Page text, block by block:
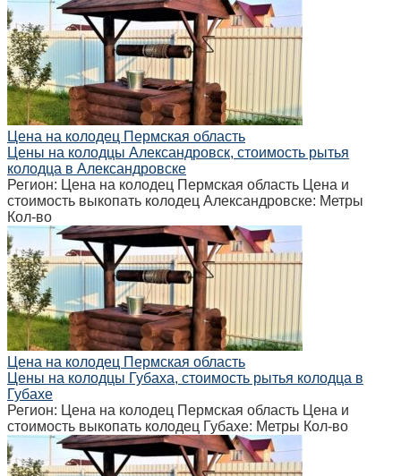
Цена на колодец Пермская область
Цены на колодцы Александровск, стоимость рытья
колодца в Александровске
Регион: Цена на колодец Пермская область Цена и
стоимость выкопать колодец Александровске: Метры
Кол-во
Цена на колодец Пермская область
Цены на колодцы Губаха, стоимость рытья колодца в
Губахе
Регион: Цена на колодец Пермская область Цена и
стоимость выкопать колодец Губахе: Метры Кол-во